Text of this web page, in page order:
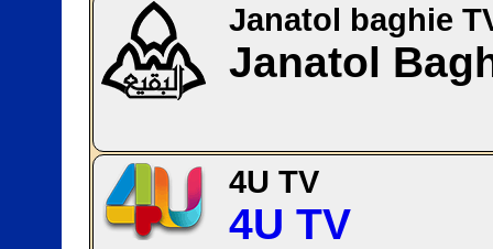
Janatol baghie
Janatol
4U TV
4U TV